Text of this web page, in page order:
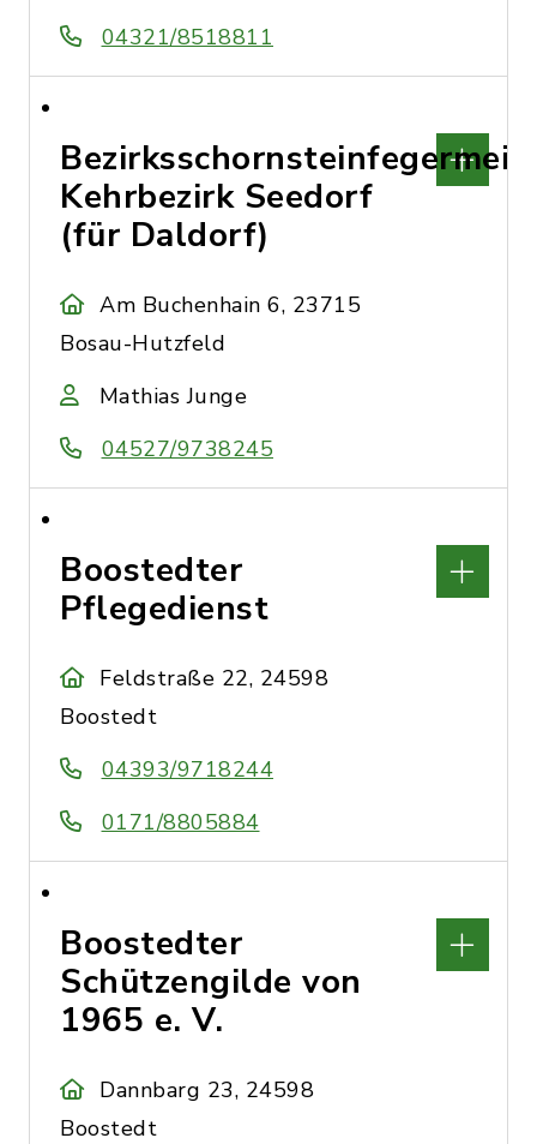
04321/8518811
Kehrbezirk Seedorf
(für Daldorf)
Am Buchenhain 6, 23715
Bosau-Hutzfeld
Mathias Junge
04527/9738245
Boostedter
Pflegedienst
Feldstraße 22, 24598
Boostedt
04393/9718244
0171/8805884
Boostedter
Schützengilde von
1965 e. V.
Dannbarg 23, 24598
Boostedt